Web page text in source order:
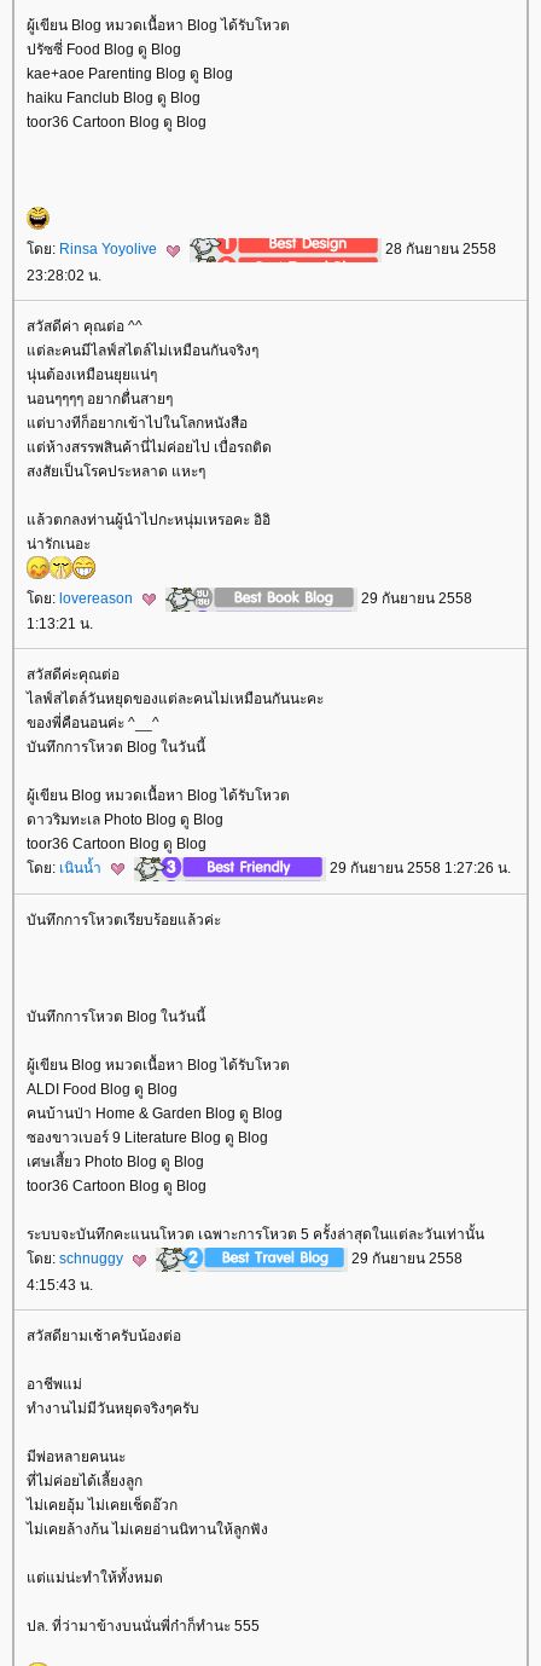
ผู้เขียน Blog หมวดเนื้อหา Blog ได้รับโหวต
ปรัซซี่ Food Blog ดู Blog
kae+aoe Parenting Blog ดู Blog
haiku Fanclub Blog ดู Blog
toor36 Cartoon Blog ดู Blog
ดย: Rinsa Yoyolive
28 กันยายน 2558
23:28:02 น.
สวัสดีค่า คุณต่อ ^^
ต่ละคนมีไลฟ์สไตล์ไม่เหมือนกันจริงๆ
นุ่นต้องเหมือนยุยแน่ๆ
นอนๆๆๆๆ อยากตื่นสายๆ
ต่บางทีก็อยากเข้าไปในโลกหนังสือ
ต่ห้างสรรพสินค้านี่ไม่ค่อยไป เบื่อรถติด
สงสัยเป็นโรคประหลาด แหะๆ
ล้วตกลงท่านผู้นำไปกะหนุ่มเหรอคะ อิอิ
น่ารักเนอะ
ดย: lovereason
29 กันยายน 2558
1:13:21 น.
สวัสดีค่ะคุณต่อ
ไลฟ์สไตล์วันหยุดของแต่ละคนไม่เหมือนกันนะคะ
ของพี่คือนอนค่ะ ^__^
บันทึกการโหวต Blog ในวันนี้
ผู้เขียน Blog หมวดเนื้อหา Blog ได้รับโหวต
ดาวริมทะเล Photo Blog ดู Blog
toor36 Cartoon Blog ดู Blog
ดย: เนินน้ำ 29 กันยายน 2558 1:27:26 น.
บันทึกการโหวตเรียบร้อยแล้วค่ะ
บันทึกการโหวต Blog ในวันนี้
ผู้เขียน Blog หมวดเนื้อหา Blog ได้รับโหวต
ALDI Food Blog ดู Blog
คนบ้านป่า Home & Garden Blog ดู Blog
ซองขาวเบอร์ 9 Literature Blog ดู Blog
เศษเสี้ยว Photo Blog ดู Blog
toor36 Cartoon Blog ดู Blog
ระบบจะบันทึกคะแนนโหวต เฉพาะการโหวต 5 ครั้งล่าสุดในแต่ละวันเท่านั้น
ดย: schnuggy
29 กันยายน 2558
4:15:43 น.
สวัสดียามเช้าครับน้องต่อ
อาชีพแม่
ทำงานไม่มีวันหยุดจริงๆครับ
มีพ่อหลายคนนะ
ที่ไม่ค่อยได้เลี้ยงลูก
ไม่เคยอุ้ม ไม่เคยเช็ดอ๊วก
ไม่เคยล้างก้น ไม่เคยอ่านนิทานให้ลูกฟัง
ต่แม่น่ะทำให้ทั้งหมด
ปล. ที่ว่ามาข้างบนนั่นพี่ก๋าก็ทำนะ 555